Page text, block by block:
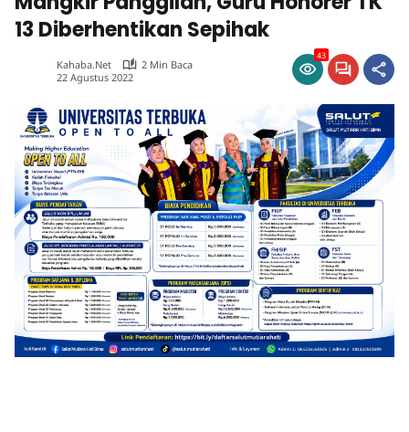
13 Diberhentikan Sepihak
Kahaba.net
2 Min Baca
22 Agustus 2022
43